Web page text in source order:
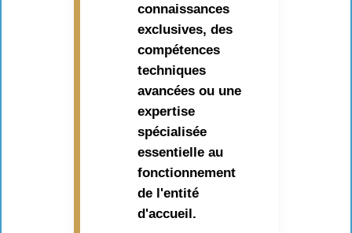
connaissances
exclusives, des
compétences
techniques
avancées ou une
expertise
spécialisée
essentielle au
fonctionnement
de l'entité
d'accueil.